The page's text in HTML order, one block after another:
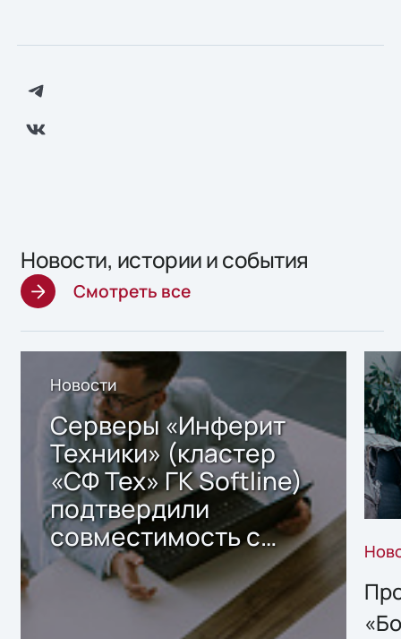
Новости, истории и события
Смотреть все
Новости
Серверы «Инферит
Техники» (кластер
«СФ Тех» ГК Softline)
подтвердили
совместимость с
решением Sharx
Storage 2.x для
хранения данных